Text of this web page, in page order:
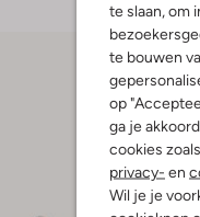
te slaan, om
te bouwen
op
ga je
cookies
privacy- en
Wil je je